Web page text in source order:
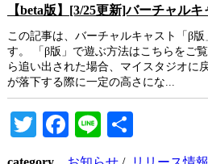
【beta版】[3/25更新]バーチャル
この記事は、バーチャルキャスト「β
す。 「β版」で遊ぶ方法はこちらをご
ら追い出された場合、マイスタジオに
が落下する際に一定の高さにな...
TwitterFacebook
Line
有